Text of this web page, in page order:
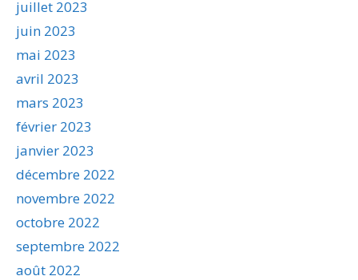
juillet 2023
juin 2023
mai 2023
avril 2023
mars 2023
février 2023
janvier 2023
décembre 2022
novembre 2022
octobre 2022
septembre 2022
août 2022